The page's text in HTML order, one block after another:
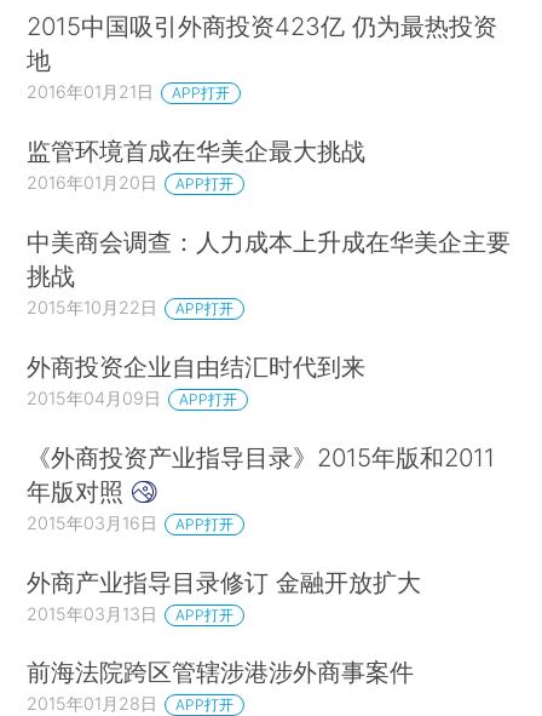
2015中国吸引外商投资423亿 仍为最热投资
地
2016年01月21日 APP打开
监管环境首成在华美企最大挑战
2016年01月20日 APP打开
中美商会调查：人力成本上升成在华美企主要
挑战
2015年10月22日 APP打开
外商投资企业自由结汇时代到来
2015年04月09日 APP打开
《外商投资产业指导目录》2015年版和2011
年版对照
2015年03月16日 APP打开
外商产业指导目录修订 金融开放扩大
2015年03月13日 APP打开
前海法院跨区管辖涉港涉外商事案件
2015年01月28日 APP打开